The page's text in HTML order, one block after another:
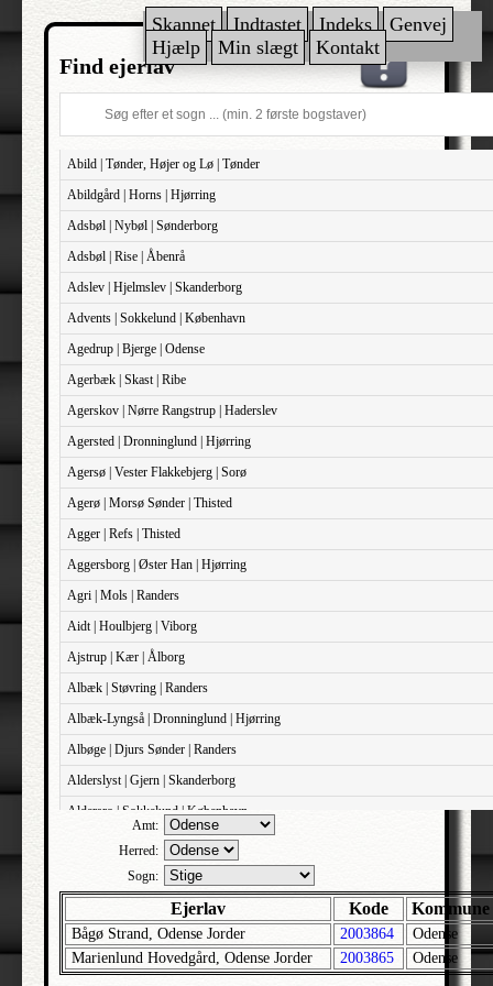
Skannet Indtastet Indeks
Genvej
Hjælp
Min slægt Kontakt
Find ejerlav
Abild | Tønder, Højer og Lø | Tønder
Abildgård | Horns | Hjørring
Adsbøl | Nybøl | Sønderborg
Adsbøl | Rise | Åbenrå
Adslev | Hjelmslev | Skanderborg
Advents | Sokkelund | København
Agedrup | Bjerge | Odense
Agerbæk | Skast | Ribe
Agerskov | Nørre Rangstrup | Haderslev
Agersted | Dronninglund | Hjørring
Agersø | Vester Flakkebjerg | Sorø
Agerø | Morsø Sønder | Thisted
Agger | Refs | Thisted
Aggersborg | Øster Han | Hjørring
Agri | Mols | Randers
Aidt | Houlbjerg | Viborg
Ajstrup | Kær | Ålborg
Albæk | Støvring | Randers
Albæk-Lyngså | Dronninglund | Hjørring
Albøge | Djurs Sønder | Randers
Alderslyst | Gjern | Skanderborg
Aldersro | Sokkelund | København
Allehelgens | Sokkelund | København
Aller | Sønder Tyrstrup | Haderslev
Allerslev | Bårse | Præstø
Allerslev | Voldborg | Roskilde
Allerup | Åsum | Odense
Amt:
Herred:
Sogn:
Ejerlav Kode Kommune
Bågø Strand, Odense Jorder 2003864
Odense
Marienlund Hovedgård, Odense Jorder
2003865 Odense